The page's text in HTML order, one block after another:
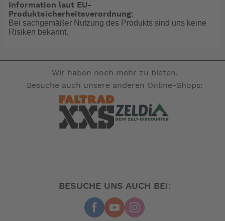
Information laut EU-
Produktsicherheitsverordnung:
Bei sachgemäßer Nutzung des Produkts sind uns keine
Risiken bekannt.
Wir haben noch mehr zu bieten.
Besuche auch unsere anderen Online-Shops:
BESUCHE UNS AUCH BEI: